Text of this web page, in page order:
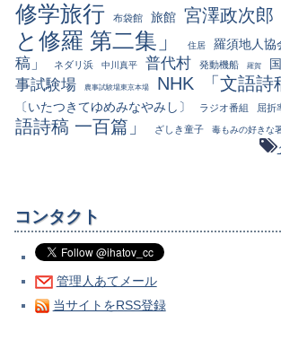
修学旅行 布袋館 旅館 宮澤政次郎
と修羅 第二集」
住居 羅須地人協
稿」
ネダリ浜 中川真平 普代村 発動機船 羅賀
事試験場
農事試験場東京本場 NHK 「文語詩
〔いたつきてゆめみなやみし〕 ラジオ番組 屈折
語詩稿 一百篇」
ざしき童子 毒もみの好きな
コンタクト
管理人あてメール
当サイトをRSS登録